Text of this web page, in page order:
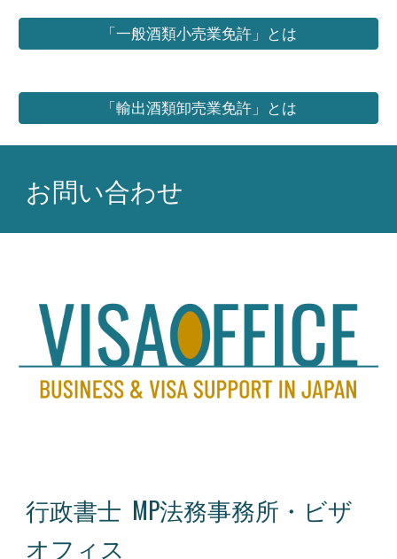
「一般酒類小売業免許」とは
「輸出酒類卸売業免許」とは
お問い合わせ
行政書士 MP法務事務所・ビザ
オフィス